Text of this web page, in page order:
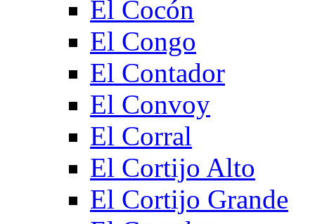
El Cocón
El Congo
El Contador
El Convoy
El Corral
El Cortijo Alto
El Cortijo Grande